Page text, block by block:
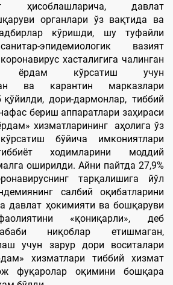
ҳисоблашларича, давлат
органлари ўз вақтида ва
кўришди, шу туфайли
эпидемиологик вазият
хасталигига чалинган
ёрдам кўрсатиш учун
ва карантин марказлари
қўйилди, дори-дармонлар, тиббий
бериш аппаратлари заҳираси
хизматларининг аҳолига ўз
бўйича имкониятлари
ходимларини моддий
оширилди. Айни пайтда 27,9%
тарқалишига йўл
салбий оқибатларини
давлат ҳокимияти ва бошқаруви
«қониқарли», деб
ниқоблар етишмаган,
учун зарур дори воситалари
хизматлари тиббий хизмат
фуқаролар оқимини бошқара